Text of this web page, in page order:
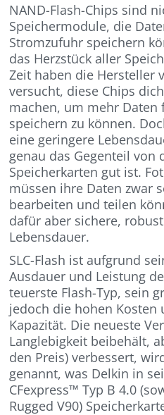
NAND-Flash-Chips sind
Speichermodule, die
Stromzufuhr speichern
das Herzstück aller
Zeit haben die Hersteller
versucht, diese Chips
machen, um mehr Daten
speichern zu können.
eine geringere
genau das Gegenteil von
Speicherkarten gut ist.
müssen ihre Daten zwar
bearbeiten und teilen
dafür aber sichere,
Lebensdauer.
SLC-Flash ist aufgrund
Ausdauer und Leistung
teuerste Flash-Typ, sein
jedoch die hohen Kosten
Kapazität. Die neueste
Langlebigkeit beibehält,
den Preis) verbessert,
genannt, was Delkin in
CFexpress™ Typ B 4.0
Rugged V90)